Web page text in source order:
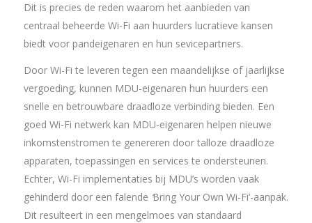
Dit is precies de reden waarom het aanbieden van
centraal beheerde Wi-Fi aan huurders lucratieve kansen
biedt voor pandeigenaren en hun sevicepartners.
Door Wi-Fi te leveren tegen een maandelijkse of jaarlijkse
vergoeding, kunnen MDU-eigenaren hun huurders een
snelle en betrouwbare draadloze verbinding bieden. Een
goed Wi-Fi netwerk kan MDU-eigenaren helpen nieuwe
inkomstenstromen te genereren door talloze draadloze
apparaten, toepassingen en services te ondersteunen.
Echter, Wi-Fi implementaties bij MDU’s worden vaak
gehinderd door een falende Bring Your Own Wi-Fi’-aanpak.
Dit resulteert in een mengelmoes van standaard